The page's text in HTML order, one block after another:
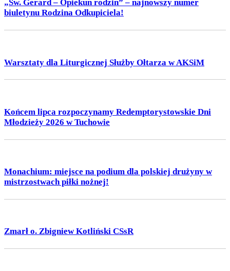
„Św. Gerard – Opiekun rodzin” – najnowszy numer
biuletynu Rodzina Odkupiciela!
Warsztaty dla Liturgicznej Służby Ołtarza w AKSiM
Końcem lipca rozpoczynamy Redemptorystowskie Dni
Młodzieży 2026 w Tuchowie
Monachium: miejsce na podium dla polskiej drużyny w
mistrzostwach piłki nożnej!
Zmarł o. Zbigniew Kotliński CSsR